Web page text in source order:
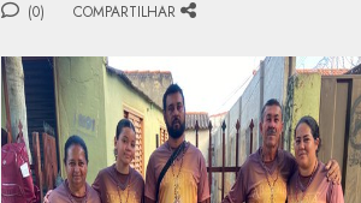
(0) COMPARTILHAR